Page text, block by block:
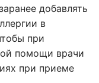
добавлять
в
при
помощи врачи
при приеме